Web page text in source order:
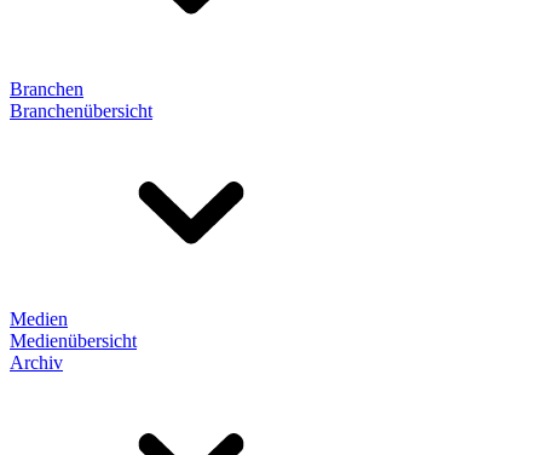
Branchen
Branchenübersicht
Medien
Medienübersicht
Archiv